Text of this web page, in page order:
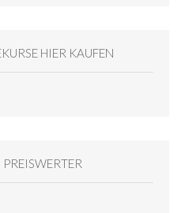
HIER KAUFEN